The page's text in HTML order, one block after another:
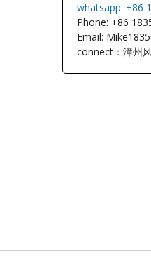
whatsapp: +86
Phone: +86
Email:
connect：漳州